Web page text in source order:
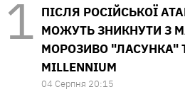
ПІСЛЯ РОСІЙСЬКОЇ
МОЖУТЬ ЗНИКНУТИ З
МОРОЗИВО "ЛАСУНКА"
MILLENNIUM
04 Серпня 20:15